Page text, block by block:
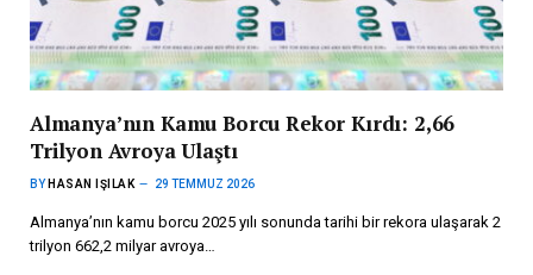
Almanya’nın Kamu Borcu Rekor Kırdı: 2,66
Trilyon Avroya Ulaştı
BY HASAN IŞILAK 29 TEMMUZ 2026
Almanya’nın kamu borcu 2025 yılı sonunda tarihi bir rekora ulaşarak 2
trilyon 662,2 milyar avroya…